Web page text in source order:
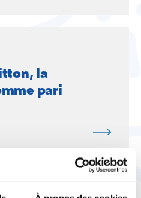
la
pari